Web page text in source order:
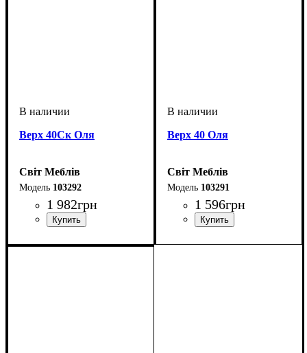
Верх 40Ск Оля
Світ Меблів
103292
1 982грн
Верх 40 Оля
Світ Меблів
103291
1 596грн